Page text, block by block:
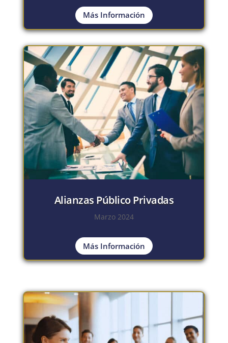
Más Información
Alianzas Público Privadas
Marzo 2024
Más Información